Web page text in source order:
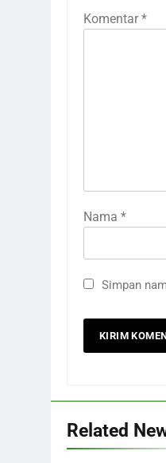
Komentar *
Nama *
Simpan
Related